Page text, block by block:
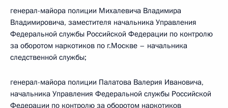
генерал-майора полиции Михалевича Владимира
Владимировича, заместителя начальника Управления
Федеральной службы Российской Федерации по контролю
за оборотом наркотиков по г.Москве – начальника
следственной службы;
генерал-майора полиции Палатова Валерия Ивановича,
начальника Управления Федеральной службы Российской
Федерации по контролю за оборотом наркотиков